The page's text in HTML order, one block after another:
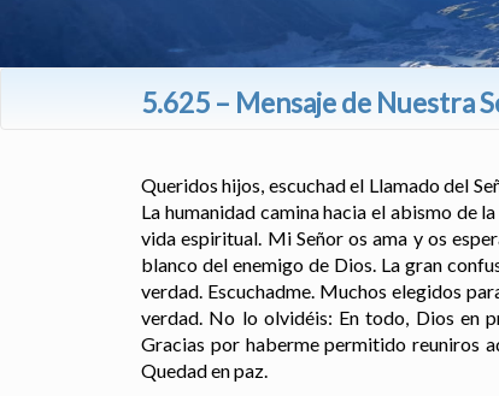
5.625 – Mensaje de Nuestra
Queridos hijos, escuchad el Llamado del
La humanidad camina hacia el abismo de
vida espiritual. Mi Señor os ama y os
blanco del enemigo de Dios. La gran
verdad. Escuchadme. Muchos elegidos
verdad. No lo olvidéis: En todo, Dios en
Gracias por haberme permitido reuniros
Quedad en paz.